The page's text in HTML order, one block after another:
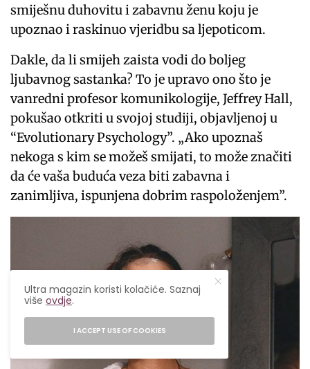
smiješnu duhovitu i zabavnu ženu koju je
upoznao i raskinuo vjeridbu sa ljepoticom.
Dakle, da li smijeh zaista vodi do boljeg
ljubavnog sastanka? To je upravo ono što je
vanredni profesor komunikologije, Jeffrey Hall,
pokušao otkriti u svojoj studiji, objavljenoj u
“Evolutionary Psychology”. „Ako upoznaš
nekoga s kim se možeš smijati, to može značiti
da će vaša buduća veza biti zabavna i
zanimljiva, ispunjena dobrim raspoloženjem”.
Ultra magazin koristi kolačiće. Saznaj
višeovdje.
I ACCEPT USE OF COOKIES